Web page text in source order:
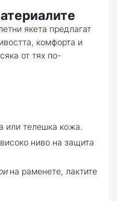
якета предлагат
комфорта и
от тях по-
или телешка кожа.
ниво на защита
на раменете, лактите